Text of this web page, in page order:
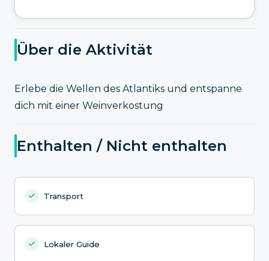
Über die Aktivität
Erlebe die Wellen des Atlantiks und entspanne
dich mit einer Weinverkostung
Enthalten / Nicht enthalten
Transport
Lokaler Guide